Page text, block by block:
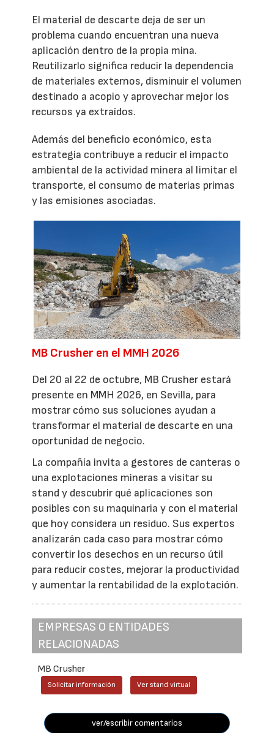
El material de descarte deja de ser un
problema cuando encuentran una nueva
aplicación dentro de la propia mina.
Reutilizarlo significa reducir la dependencia
de materiales externos, disminuir el volumen
destinado a acopio y aprovechar mejor los
recursos ya extraídos.
Además del beneficio económico, esta
estrategia contribuye a reducir el impacto
ambiental de la actividad minera al limitar el
transporte, el consumo de materias primas
y las emisiones asociadas.
MB Crusher en el MMH 2026
Del 20 al 22 de octubre, MB Crusher estará
presente en MMH 2026, en Sevilla, para
mostrar cómo sus soluciones ayudan a
transformar el material de descarte en una
oportunidad de negocio.
La compañía invita a gestores de canteras o
una explotaciones mineras a visitar su
stand y descubrir qué aplicaciones son
posibles con su maquinaria y con el material
que hoy considera un residuo. Sus expertos
analizarán cada caso para mostrar cómo
convertir los desechos en un recurso útil
para reducir costes, mejorar la productividad
y aumentar la rentabilidad de la explotación.
EMPRESAS O ENTIDADES
RELACIONADAS
MB Crusher
Solicitar información Ver stand virtual
ver/escribir comentarios